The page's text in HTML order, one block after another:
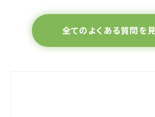
全てのよくある質問を